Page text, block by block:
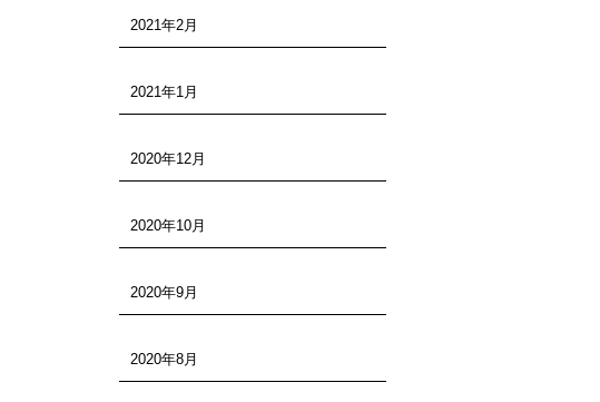
2021年2月
2021年1月
2020年12月
2020年10月
2020年9月
2020年8月